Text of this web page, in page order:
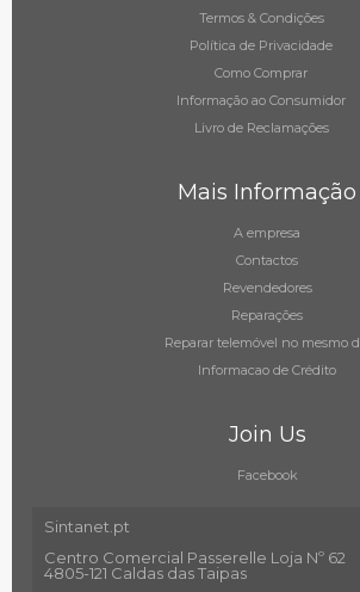
Termos & Condições
Política de Privacidade
Como Comprar
Informação ao Consumidor
Livro de Reclamações
Mais Informação
A empresa
Contactos
Revendedores
Reparações
Reparar telemóvel no mesmo
Informacao de Crédito
Join Us
Facebook
Sintanet.pt
Centro Comercial Passerelle Loja Nº 62
4805-121 Caldas das Taipas